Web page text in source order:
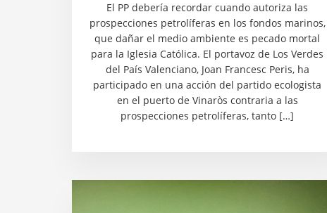
El PP debería recordar cuando autoriza las
prospecciones petrolíferas en los fondos marinos,
que dañar el medio ambiente es pecado mortal
para la Iglesia Católica. El portavoz de Los Verdes
del País Valenciano, Joan Francesc Peris, ha
participado en una acción del partido ecologista
en el puerto de Vinaròs contraria a las
prospecciones petrolíferas, tanto […]